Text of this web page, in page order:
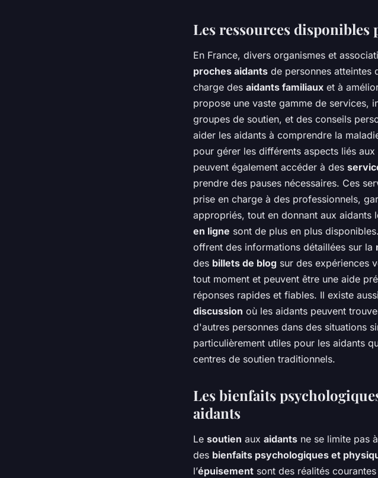
Les ressources disponibles
En France, divers organismes et
proches aidants de personnes atteintes
charge des aidants familiaux et à
propose une vaste gamme de services,
groupes de soutien, et des conseils
aider les aidants à comprendre la
pour gérer les différents aspects liés
peuvent également accéder à des
prendre des pauses nécessaires. Ces
prise en charge à des professionnels,
appropriés, tout en donnant aux aidants
en ligne sont de plus en plus
offrent des informations détaillées sur la
des billets de blog sur des expériences
tout moment et peuvent être une aide
réponses rapides et fiables. Il existe
discussion où les aidants peuvent
d'autres personnes dans des situations
particulièrement utiles pour les aidants
centres de soutien traditionnels.
Les bienfaits
aidants
Le soutien aux aidants ne se limite pas
des bienfaits psychologiques et
l’épuisement sont des réalités